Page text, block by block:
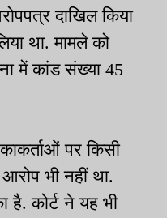
दाखिल किया
था. मामले को
में कांड संख्या 45
पर किसी
भी नहीं था.
है. कोर्ट ने यह भी